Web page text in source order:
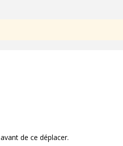
avant de ce déplacer.